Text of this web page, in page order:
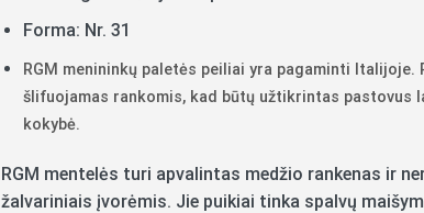
Forma: Nr. 31
RGM menininkų paletės peiliai yra pagaminti
šlifuojamas rankomis, kad būtų užtikrintas pastovus
kokybė.
RGM mentelės turi apvalintas medžio rankenas ir
žalvariniais įvorėmis. Jie puikiai tinka spalvų